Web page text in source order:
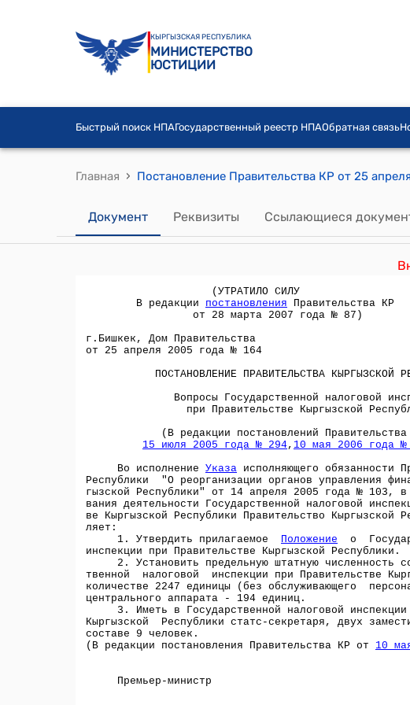
КЫРГЫЗСКАЯ РЕСПУБЛИКА
МИНИСТЕРСТВО
ЮСТИЦИИ
Быстрый поиск НПАГосударственный реестр НПАОбратная связь
Главная ›
Документ Реквизиты Ссылающиеся